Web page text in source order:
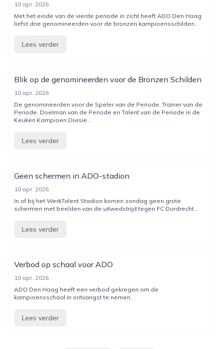
10 apr. 2026
Met het einde van de vierde periode in zicht heeft ADO Den Haag
liefst drie genomineerden voor de bronzen kampioensschilden...
Lees verder
Blik op de genomineerden voor de Bronzen Schilden
10 apr. 2026
De genomineerden voor de Speler van de Periode, Trainer van de
Periode, Doelman van de Periode en Talent van de Periode in de
Keuken Kampioen Divisie...
Lees verder
Geen schermen in ADO-stadion
10 apr. 2026
In of bij het WerkTalent Stadion komen zondag geen grote
schermen met beelden van de uitwedstrijd tegen FC Dordrecht...
Lees verder
Verbod op schaal voor ADO
10 apr. 2026
ADO Den Haag heeft een verbod gekregen om de
kampioensschaal in ontvangst te nemen...
Lees verder